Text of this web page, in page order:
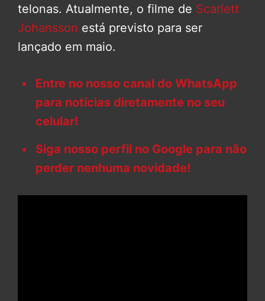
telonas. Atualmente, o filme de Scarlett
Johansson está previsto para ser
lançado em maio.
Entre no nosso canal do WhatsApp
para notícias diretamente no seu
celular!
Siga nosso perfil no Google para não
perder nenhuma novidade!